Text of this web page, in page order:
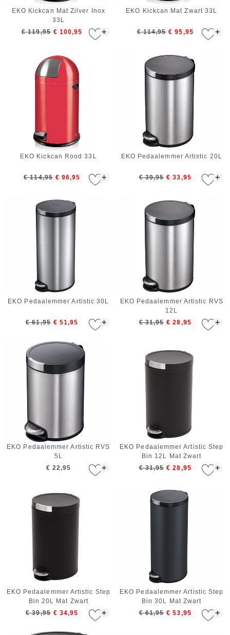
+
EKO Kickcan Mat Zilver Inox
33L
€ 119,95 € 100,95 +
EKO Kickcan Mat Zwart 33L
€ 114,95 € 95,95
+
EKO Kickcan Rood 33L
€ 114,95 € 96,95 +
EKO Pedaalemmer Artistic 20L
€ 39,95 € 33,95
+
EKO Pedaalemmer Artistic 30L
€ 61,95 € 51,95 +
EKO Pedaalemmer Artistic RVS
12L
€ 31,95 € 28,95
+
EKO Pedaalemmer Artistic RVS
5L
€ 22,95
+
EKO Pedaalemmer Artistic Step
Bin 12L Mat Zwart
€ 31,95 € 28,95
+
EKO Pedaalemmer Artistic Step
Bin 20L Mat Zwart
€ 39,95 € 34,95 +
EKO Pedaalemmer Artistic Step
Bin 30L Mat Zwart
€ 61,95 € 53,95